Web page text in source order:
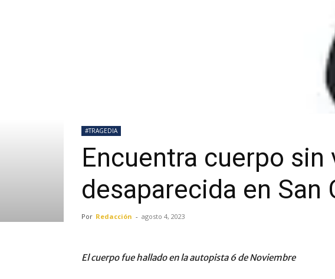
#TRAGEDIA
Encuentra cuerpo
desaparecida en San
Por Redacción - agosto 4, 2023
El cuerpo fue hallado en la autopista 6 de Noviembre